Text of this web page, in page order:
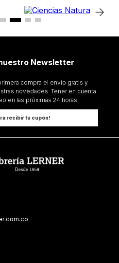
Newsletter
compra el envío gratis y
novedades. Tener en cuenta
en las próximas 24 horas.
recibir tu cupón!